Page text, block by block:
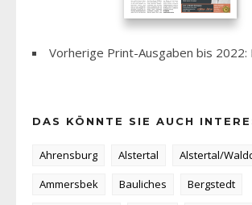
Vorherige Print-Ausgaben bis 2022:
DAS KÖNNTE SIE AUCH
Ahrensburg Alstertal
Alstertal/
Ammersbek
Bauliches
Bergstedt